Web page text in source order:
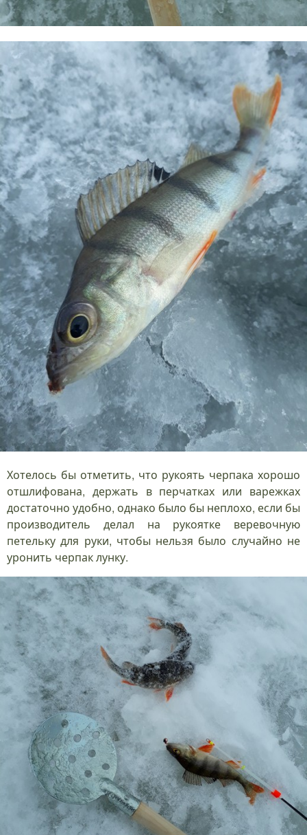
Хотелось бы отметить, что рукоять черпака хорошо
отшлифована, держать в перчатках или варежках
достаточно удобно, однако было бы неплохо, если бы
производитель делал на рукоятке веревочную
петельку для руки, чтобы нельзя было случайно не
уронить черпак лунку.